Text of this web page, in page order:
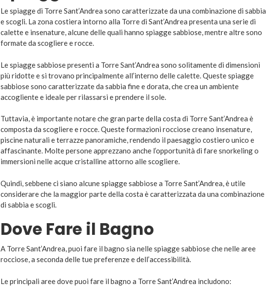
Le spiagge di Torre Sant’Andrea sono caratterizzate da una combinazione di sabbia
e scogli. La zona costiera intorno alla Torre di Sant’Andrea presenta una serie di
calette e insenature, alcune delle quali hanno spiagge sabbiose, mentre altre sono
formate da scogliere e rocce.
Le spiagge sabbiose presenti a Torre Sant’Andrea sono solitamente di dimensioni
più ridotte e si trovano principalmente all’interno delle calette. Queste spiagge
sabbiose sono caratterizzate da sabbia fine e dorata, che crea un ambiente
accogliente e ideale per rilassarsi e prendere il sole.
Tuttavia, è importante notare che gran parte della costa di Torre Sant’Andrea è
composta da scogliere e rocce. Queste formazioni rocciose creano insenature,
piscine naturali e terrazze panoramiche, rendendo il paesaggio costiero unico e
affascinante. Molte persone apprezzano anche l’opportunità di fare snorkeling o
immersioni nelle acque cristalline attorno alle scogliere.
Quindi, sebbene ci siano alcune spiagge sabbiose a Torre Sant’Andrea, è utile
considerare che la maggior parte della costa è caratterizzata da una combinazione
di sabbia e scogli.
Dove Fare il Bagno
A Torre Sant’Andrea, puoi fare il bagno sia nelle spiagge sabbiose che nelle aree
rocciose, a seconda delle tue preferenze e dell’accessibilità.
Le principali aree dove puoi fare il bagno a Torre Sant’Andrea includono: